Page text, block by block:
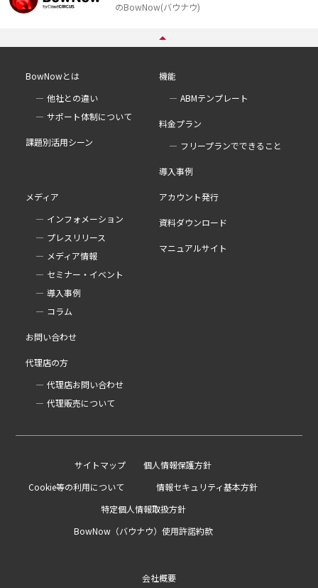
のBowNow(バウナウ)
BowNowとは
他社との違い
サポート体制について
課題別活用シーン
機能
ABMテンプレート
料金プラン
フリープランでできること
導入事例
メディア
インフォメーション
プレスリリース
メディア情報
セミナー・イベント
導入事例
コラム
アカウント発行
資料ダウンロード
マニュアルサイト
お問い合わせ
代理店の方
代理店お問い合わせ
代理販売について
サイトマップ
個人情報保護方針
Cookie等の利用について
情報セキュリティ基本方針
特定個人情報取扱方針
BowNow（バウナウ）使用許諾約款
会社概要